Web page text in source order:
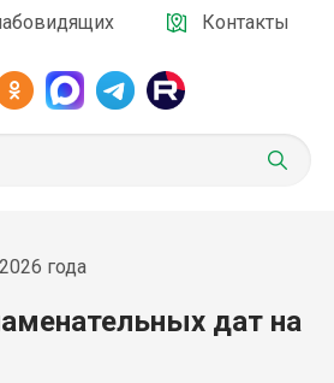
Контакты
года
дат на